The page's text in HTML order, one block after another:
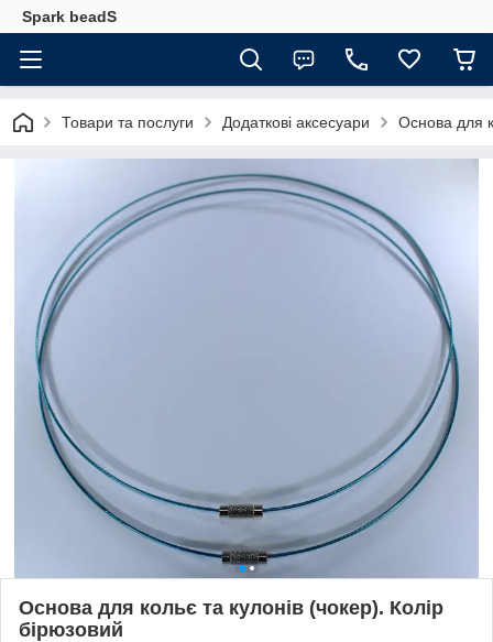
Spark beadS
Товари та послуги Додаткові аксесуари Основа для
Основа для кольє та кулонів (чокер). Колір
бірюзовий